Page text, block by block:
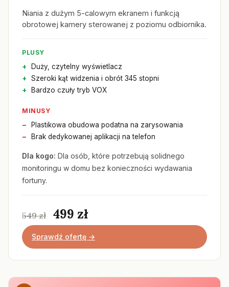
Niania z dużym 5-calowym ekranem i funkcją
obrotowej kamery sterowanej z poziomu odbiornika.
PLUSY
Duży, czytelny wyświetlacz
Szeroki kąt widzenia i obrót 345 stopni
Bardzo czuły tryb VOX
MINUSY
Plastikowa obudowa podatna na zarysowania
Brak dedykowanej aplikacji na telefon
Dla kogo: Dla osób, które potrzebują solidnego
monitoringu w domu bez konieczności wydawania
fortuny.
549 zł 499 zł
Sprawdź ofertę →